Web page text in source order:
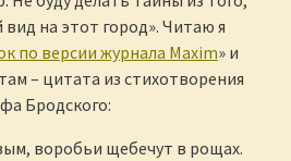
на этот город». Читаю я
по версии журнала Maxim» и
– цитата из стихотворения
Бродского:
воробьи щебечут в рощах.